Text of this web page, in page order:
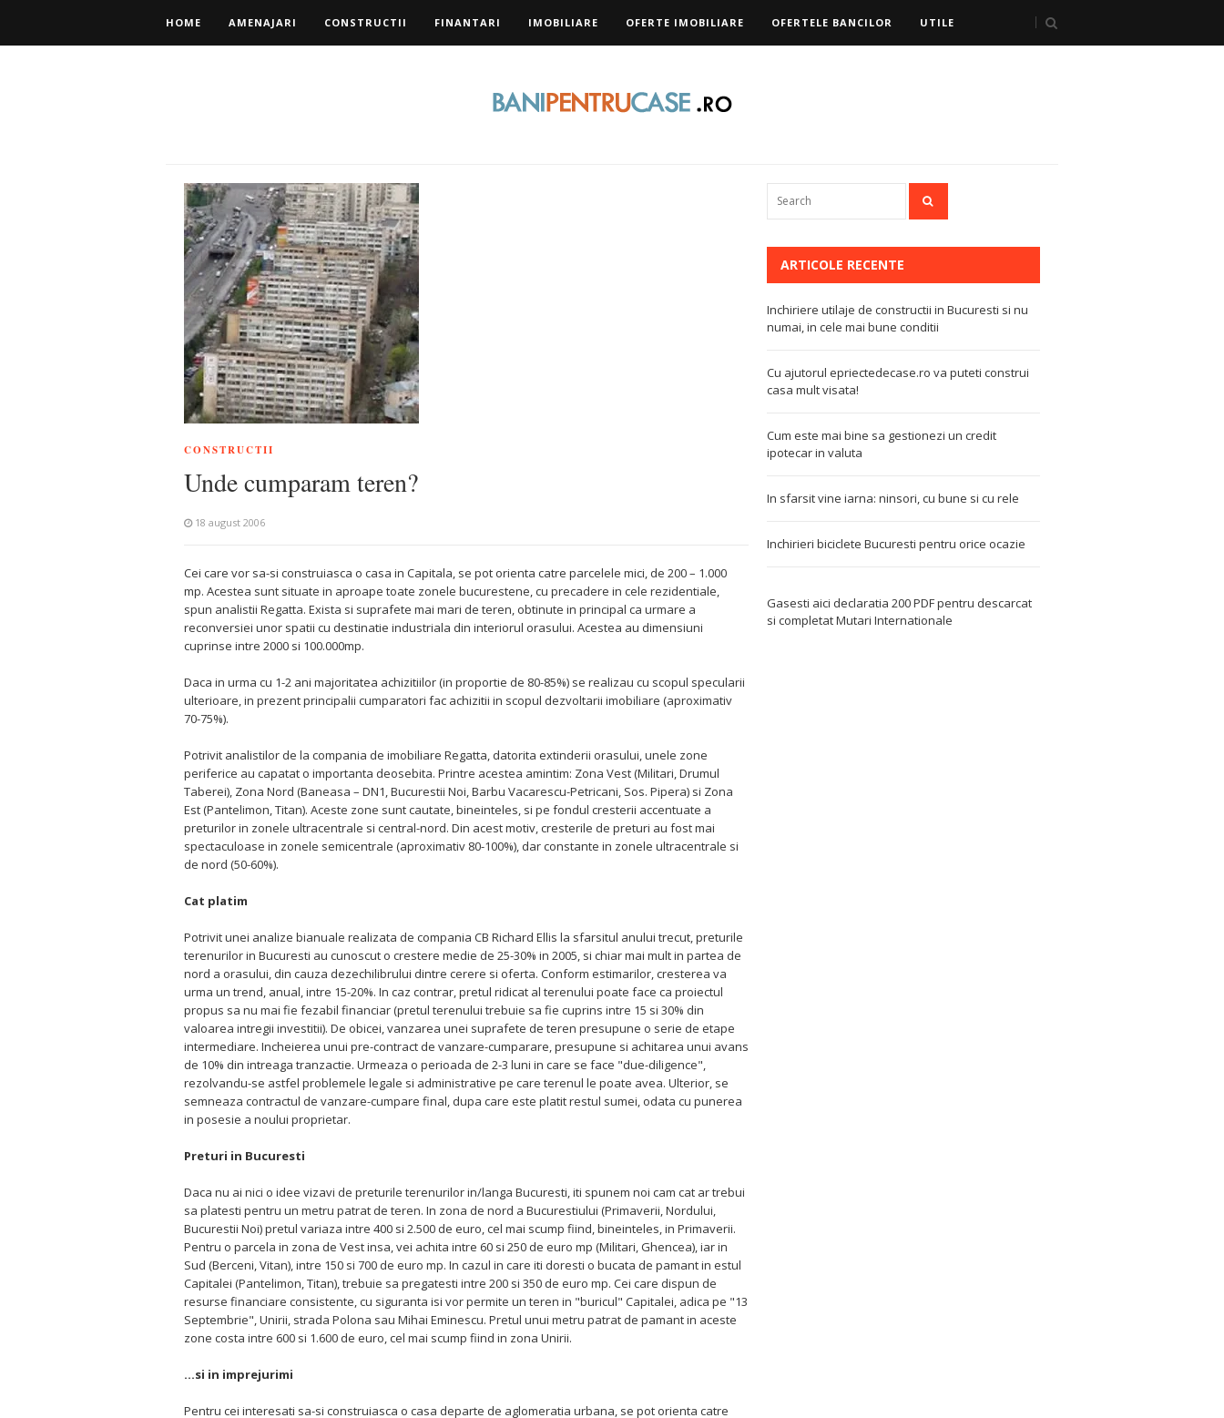
HOME AMENAJARI CONSTRUCTII FINANTARI IMOBILIARE OFERTE IMOBILIARE OFERTELE BANCILOR UTILE
CONSTRUCTII
Unde cumparam teren?
18 august 2006
Cei care vor sa-si construiasca o casa in Capitala, se pot orienta catre parcelele mici, de 200 – 1.000
mp. Acestea sunt situate in aproape toate zonele bucurestene, cu precadere in cele rezidentiale,
spun analistii Regatta. Exista si suprafete mai mari de teren, obtinute in principal ca urmare a
reconversiei unor spatii cu destinatie industriala din interiorul orasului. Acestea au dimensiuni
cuprinse intre 2000 si 100.000mp.
Daca in urma cu 1-2 ani majoritatea achizitiilor (in proportie de 80-85%) se realizau cu scopul specularii
ulterioare, in prezent principalii cumparatori fac achizitii in scopul dezvoltarii imobiliare (aproximativ
70-75%).
Potrivit analistilor de la compania de imobiliare Regatta, datorita extinderii orasului, unele zone
periferice au capatat o importanta deosebita. Printre acestea amintim: Zona Vest (Militari, Drumul
Taberei), Zona Nord (Baneasa – DN1, Bucurestii Noi, Barbu Vacarescu-Petricani, Sos. Pipera) si Zona
Est (Pantelimon, Titan). Aceste zone sunt cautate, bineinteles, si pe fondul cresterii accentuate a
preturilor in zonele ultracentrale si central-nord. Din acest motiv, cresterile de preturi au fost mai
spectaculoase in zonele semicentrale (aproximativ 80-100%), dar constante in zonele ultracentrale si
de nord (50-60%).
Cat platim
Potrivit unei analize bianuale realizata de compania CB Richard Ellis la sfarsitul anului trecut, preturile
terenurilor in Bucuresti au cunoscut o crestere medie de 25-30% in 2005, si chiar mai mult in partea de
nord a orasului, din cauza dezechilibrului dintre cerere si oferta. Conform estimarilor, cresterea va
urma un trend, anual, intre 15-20%. In caz contrar, pretul ridicat al terenului poate face ca proiectul
propus sa nu mai fie fezabil financiar (pretul terenului trebuie sa fie cuprins intre 15 si 30% din
valoarea intregii investitii). De obicei, vanzarea unei suprafete de teren presupune o serie de etape
intermediare. Incheierea unui pre-contract de vanzare-cumparare, presupune si achitarea unui avans
de 10% din intreaga tranzactie. Urmeaza o perioada de 2-3 luni in care se face "due-diligence",
rezolvandu-se astfel problemele legale si administrative pe care terenul le poate avea. Ulterior, se
semneaza contractul de vanzare-cumpare final, dupa care este platit restul sumei, odata cu punerea
in posesie a noului proprietar.
Preturi in Bucuresti
Daca nu ai nici o idee vizavi de preturile terenurilor in/langa Bucuresti, iti spunem noi cam cat ar trebui
sa platesti pentru un metru patrat de teren. In zona de nord a Bucurestiului (Primaverii, Nordului,
Bucurestii Noi) pretul variaza intre 400 si 2.500 de euro, cel mai scump fiind, bineinteles, in Primaverii.
Pentru o parcela in zona de Vest insa, vei achita intre 60 si 250 de euro mp (Militari, Ghencea), iar in
Sud (Berceni, Vitan), intre 150 si 700 de euro mp. In cazul in care iti doresti o bucata de pamant in estul
Capitalei (Pantelimon, Titan), trebuie sa pregatesti intre 200 si 350 de euro mp. Cei care dispun de
resurse financiare consistente, cu siguranta isi vor permite un teren in "buricul" Capitalei, adica pe "13
Septembrie", Unirii, strada Polona sau Mihai Eminescu. Pretul unui metru patrat de pamant in aceste
zone costa intre 600 si 1.600 de euro, cel mai scump fiind in zona Unirii.
…si in imprejurimi
Pentru cei interesati sa-si construiasca o casa departe de aglomeratia urbana, se pot orienta catre
ARTICOLE RECENTE
Inchiriere utilaje de constructii in Bucuresti si nu
numai, in cele mai bune conditii
Cu ajutorul epriectedecase.ro va puteti construi
casa mult visata!
Cum este mai bine sa gestionezi un credit
ipotecar in valuta
In sfarsit vine iarna: ninsori, cu bune si cu rele
Inchirieri biciclete Bucuresti pentru orice ocazie
Gasesti aici declaratia 200 PDFpentru descarcat
si completatMutari Internationale